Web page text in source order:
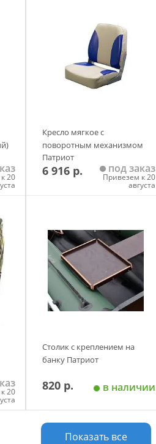
20
Кресло мягкое с
поворотным механизмом
Патриот
6 916 р. под заказ
Привезем к 20
августа
20
Столик с креплением на
банку Патриот
820 р. в наличии
Добавить в корзину
Показать все